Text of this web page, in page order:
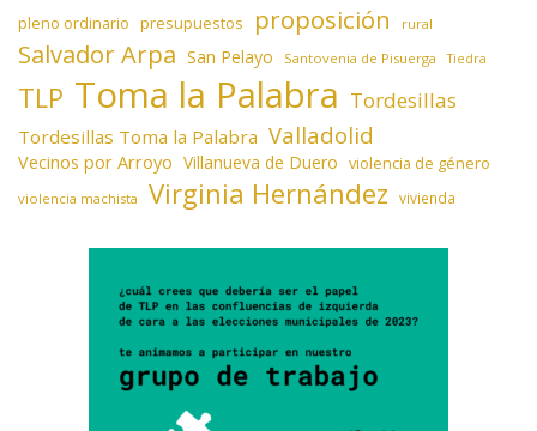
pleno ordinario presupuestos proposición rural
Salvador Arpa San Pelayo Santovenia de Pisuerga Tiedra
TLP Toma la Palabra Tordesillas
Tordesillas Toma la Palabra Valladolid
Vecinos por Arroyo Villanueva de Duero violencia de género
violencia machista Virginia Hernández vivienda